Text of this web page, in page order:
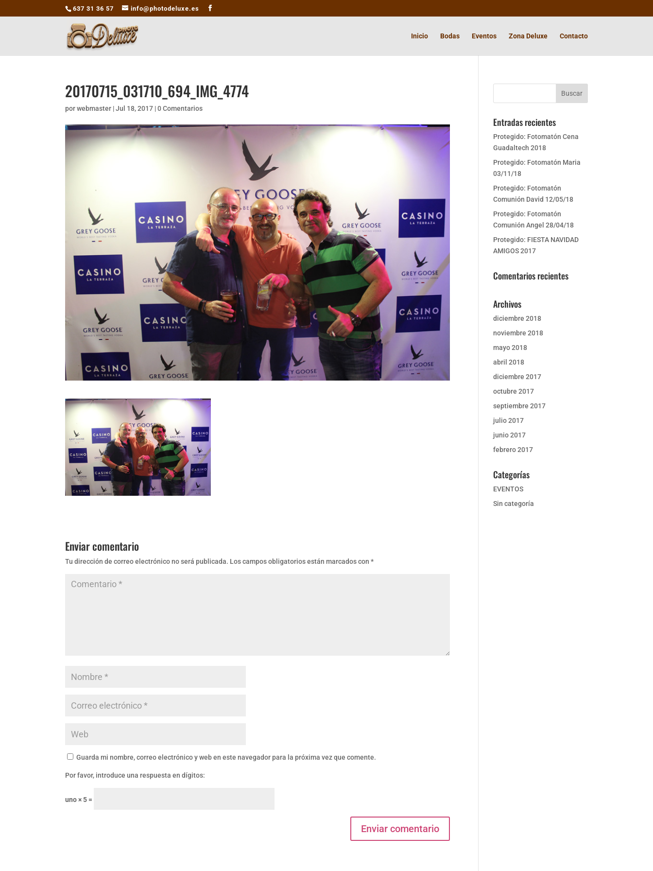
637 31 36 57 info@photodeluxe.es
Inicio Bodas Eventos Zona Deluxe Contacto
20170715_031710_694_IMG_4774
porwebmaster |Jul 18, 2017 |0 Comentarios
Enviar comentario
Tu dirección de correo electrónico no será publicada. Los campos obligatorios están marcados con*
Guarda mi nombre, correo electrónico y web en este navegador para la próxima vez que comente.
Por favor, introduce una respuesta en dígitos:
uno × 5 =
Entradas recientes
Protegido: Fotomatón Cena
Guadaltech 2018
Protegido: Fotomatón Maria
03/11/18
Protegido: Fotomatón
Comunión David 12/05/18
Protegido: Fotomatón
Comunión Angel 28/04/18
Protegido: FIESTA NAVIDAD
AMIGOS 2017
Comentarios recientes
Archivos
diciembre 2018
noviembre 2018
mayo 2018
abril 2018
diciembre 2017
octubre 2017
septiembre 2017
julio 2017
junio 2017
febrero 2017
Categorías
EVENTOS
Sin categoría